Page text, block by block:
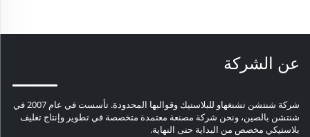
عن الشركة
شركة شنتشن تشنغهاو للبلاستيك وقوالبها المحدودة. تأسست في عام 2007 في
شنتشن بالصين، ونحن شركة مصنعة معتمدة متخصصة في تطوير وإنتاج تغليف
بلاستيكي مخصص من البداية حتى النهاية.